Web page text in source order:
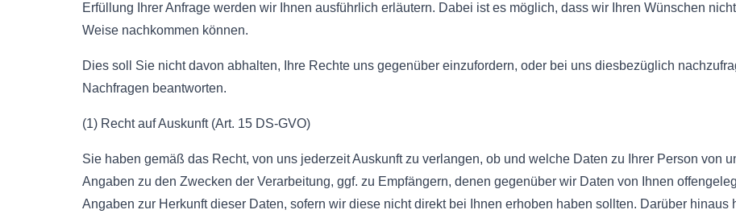
Erfüllung Ihrer Anfrage werden wir Ihnen ausführlich erläutern. Dabei ist es möglich, dass wir Ihren Wünschen
Weise nachkommen können.
Dies soll Sie nicht davon abhalten, Ihre Rechte uns gegenüber einzufordern, oder bei uns diesbezüglich
Nachfragen beantworten.
(1) Recht auf Auskunft (Art. 15 DS-GVO)
Sie haben gemäß das Recht, von uns jederzeit Auskunft zu verlangen, ob und welche Daten zu Ihrer Person von
Angaben zu den Zwecken der Verarbeitung, ggf. zu Empfängern, denen gegenüber wir Daten von Ihnen
Angaben zur Herkunft dieser Daten, sofern wir diese nicht direkt bei Ihnen erhoben haben sollten. Darüber